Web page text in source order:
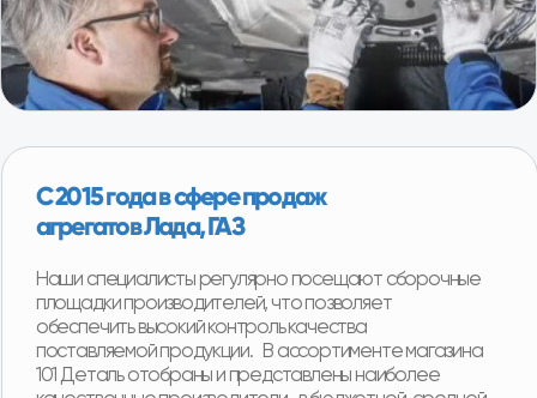
1000+ клиентов ежегодно
покупателей.